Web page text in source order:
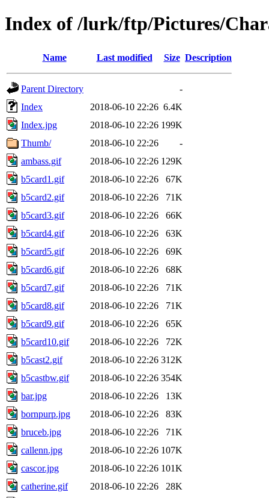
Index of /lurk/ftp/Pictures/
Name Last modified Size Description
Parent Directory
-
Index
2018-06-10 22:26 6.4K
Index.jpg
2018-06-10 22:26 199K
Thumb/
2018-06-10 22:26
-
ambass.gif
2018-06-10 22:26 129K
b5card1.gif
2018-06-10 22:26
67K
b5card2.gif
2018-06-10 22:26
71K
b5card3.gif
2018-06-10 22:26
66K
b5card4.gif
2018-06-10 22:26
63K
b5card5.gif
2018-06-10 22:26
69K
b5card6.gif
2018-06-10 22:26
68K
b5card7.gif
2018-06-10 22:26
71K
b5card8.gif
2018-06-10 22:26
71K
b5card9.gif
2018-06-10 22:26
65K
b5card10.gif
2018-06-10 22:26
72K
b5cast2.gif
2018-06-10 22:26 312K
b5castbw.gif
2018-06-10 22:26 354K
bar.jpg
2018-06-10 22:26
13K
bornpurp.jpg
2018-06-10 22:26
83K
bruceb.jpg
2018-06-10 22:26
71K
callenn.jpg
2018-06-10 22:26 107K
cascor.jpg
2018-06-10 22:26 101K
catherine.gif
2018-06-10 22:26
28K